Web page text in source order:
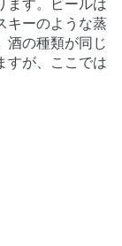
ます。ビールは
キーのような蒸
酒の種類が同じ
すが、ここでは